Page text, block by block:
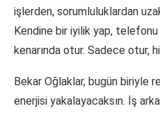
işlerden, sorumluluklardan
Kendine bir iyilik yap,
kenarında otur. Sadece otur,
Bekar Oğlaklar, bugün biriyle
enerjisi yakalayacaksın. İş